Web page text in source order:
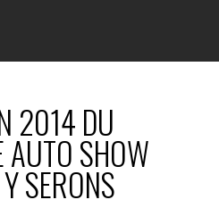
2014 DU
SHOW
SERONS